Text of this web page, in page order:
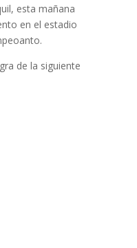
esta mañana
en el estadio
de la siguiente